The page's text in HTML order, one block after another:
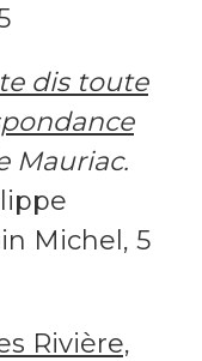
te dis toute
Mauriac.
Michel, 5
Rivière,